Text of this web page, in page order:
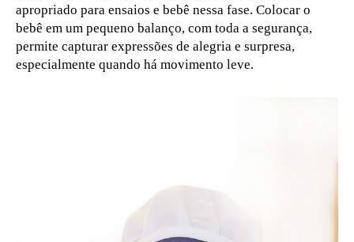
apropriado para ensaios e bebê nessa fase. Colocar o
bebê em um pequeno balanço, com toda a segurança,
permite capturar expressões de alegria e surpresa,
especialmente quando há movimento leve.